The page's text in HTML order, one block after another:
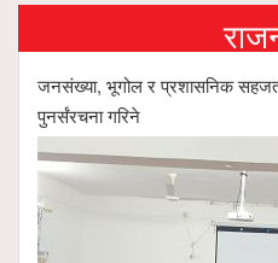
जनसंख्या, भूगोल र प्रशासनिक
पुनर्संरचना गरिने